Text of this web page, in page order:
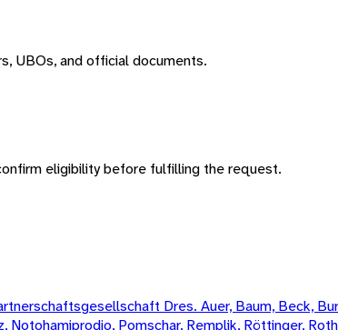
UBOs, and official documents.
eligibility before fulfilling the request.
Dres. Auer, Baum, Beck,
Pomschar, Remplik, Röttinger,